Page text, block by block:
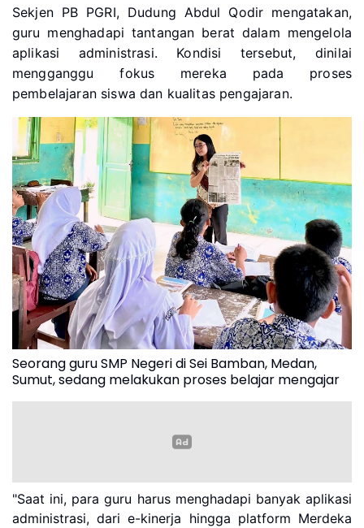
Sekjen PB PGRI, Dudung Abdul Qodir mengatakan,
guru menghadapi tantangan berat dalam mengelola
aplikasi administrasi. Kondisi tersebut, dinilai
mengganggu fokus mereka pada proses
pembelajaran siswa dan kualitas pengajaran.
Seorang guru SMP Negeri di Sei Bamban, Medan,
Sumut, sedang melakukan proses belajar mengajar
"Saat ini, para guru harus menghadapi banyak aplikasi
administrasi, dari e-kinerja hingga platform Merdeka